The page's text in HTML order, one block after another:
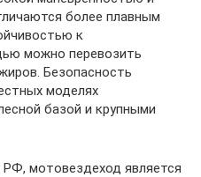
более плавным
к
можно перевозить
Безопасность
моделях
базой и крупными
РФ, мотовездеход является